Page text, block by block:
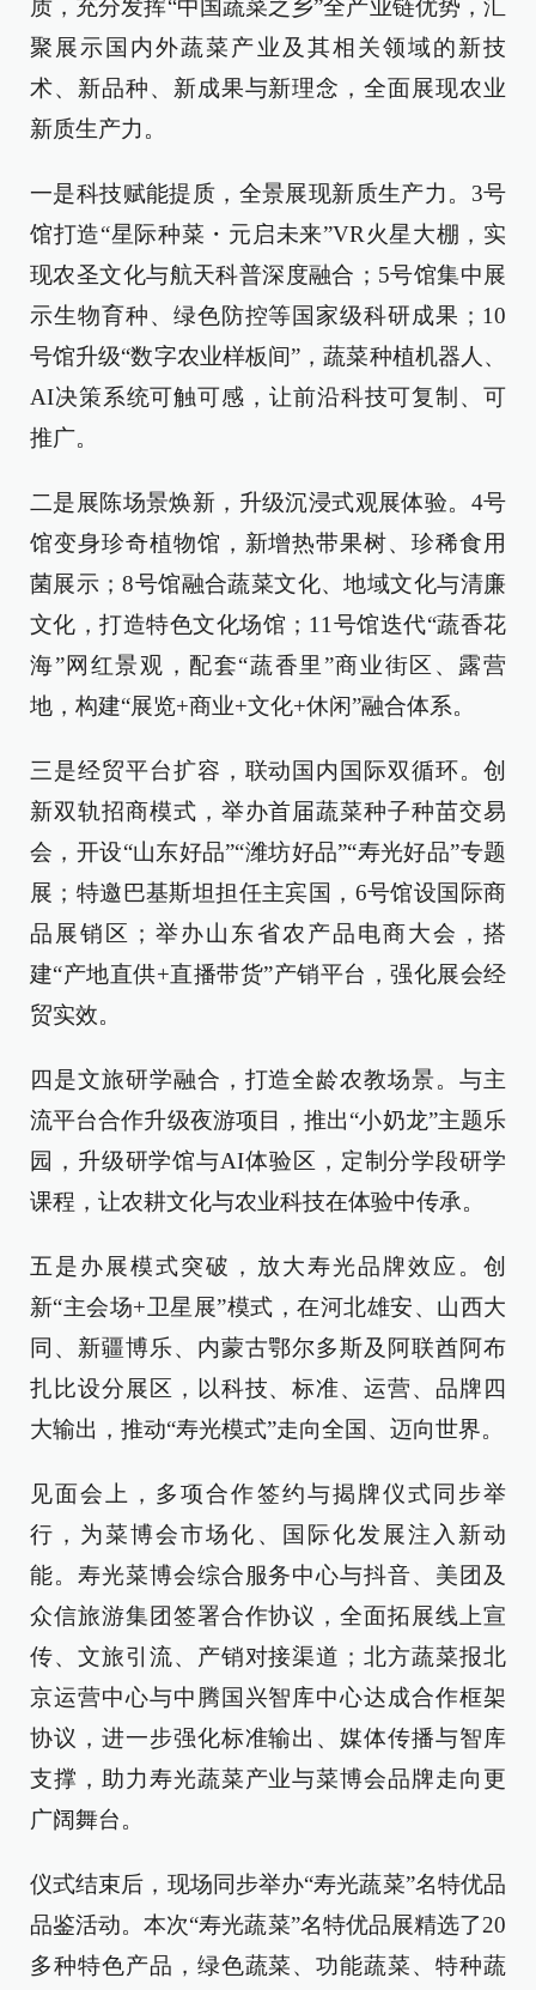
质，充分发挥“中国蔬菜之乡”全产业链优势，汇
聚展示国内外蔬菜产业及其相关领域的新技
术、新品种、新成果与新理念，全面展现农业
新质生产力。
一是科技赋能提质，全景展现新质生产力。3号
馆打造“星际种菜・元启未来”VR火星大棚，实
现农圣文化与航天科普深度融合；5号馆集中展
示生物育种、绿色防控等国家级科研成果；10
号馆升级“数字农业样板间”，蔬菜种植机器人、
AI决策系统可触可感，让前沿科技可复制、可
推广。
二是展陈场景焕新，升级沉浸式观展体验。4号
馆变身珍奇植物馆，新增热带果树、珍稀食用
菌展示；8号馆融合蔬菜文化、地域文化与清廉
文化，打造特色文化场馆；11号馆迭代“蔬香花
海”网红景观，配套“蔬香里”商业街区、露营
地，构建“展览+商业+文化+休闲”融合体系。
三是经贸平台扩容，联动国内国际双循环。创
新双轨招商模式，举办首届蔬菜种子种苗交易
会，开设“山东好品”“潍坊好品”“寿光好品”专题
展；特邀巴基斯坦担任主宾国，6号馆设国际商
品展销区；举办山东省农产品电商大会，搭
建“产地直供+直播带货”产销平台，强化展会经
贸实效。
四是文旅研学融合，打造全龄农教场景。与主
流平台合作升级夜游项目，推出“小奶龙”主题乐
园，升级研学馆与AI体验区，定制分学段研学
课程，让农耕文化与农业科技在体验中传承。
五是办展模式突破，放大寿光品牌效应。创
新“主会场+卫星展”模式，在河北雄安、山西大
同、新疆博乐、内蒙古鄂尔多斯及阿联酋阿布
扎比设分展区，以科技、标准、运营、品牌四
大输出，推动“寿光模式”走向全国、迈向世界。
见面会上，多项合作签约与揭牌仪式同步举
行，为菜博会市场化、国际化发展注入新动
能。寿光菜博会综合服务中心与抖音、美团及
众信旅游集团签署合作协议，全面拓展线上宣
传、文旅引流、产销对接渠道；北方蔬菜报北
京运营中心与中腾国兴智库中心达成合作框架
协议，进一步强化标准输出、媒体传播与智库
支撑，助力寿光蔬菜产业与菜博会品牌走向更
广阔舞台。
仪式结束后，现场同步举办“寿光蔬菜”名特优品
品鉴活动。本次“寿光蔬菜”名特优品展精选了20
多种特色产品，绿色蔬菜、功能蔬菜、特种蔬